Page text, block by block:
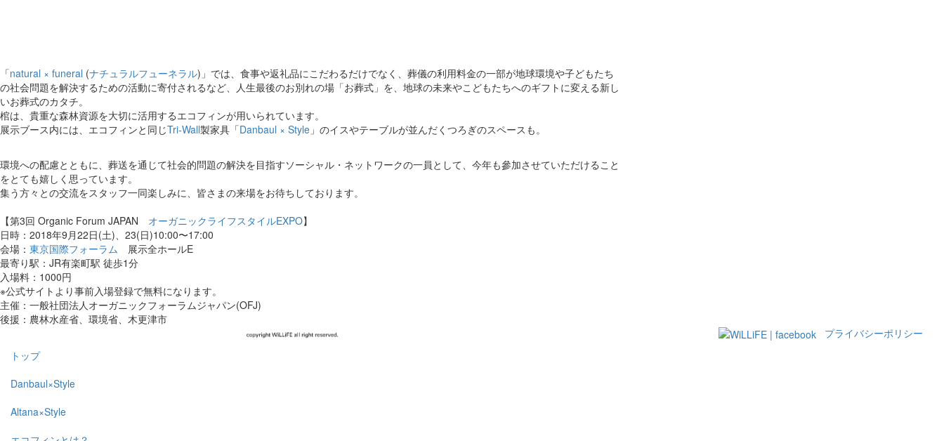
「natural × funeral (ナチュラルフューネラル)」では、食事や返礼品にこだわるだけでなく、葬儀の利用料金の一部が地球環境や子どもたち
の社会問題を解決するための活動に寄付されるなど、人生最後のお別れの場「お葬式」を、地球の未来やこどもたちへのギフトに変える新し
いお葬式のカタチ。
棺は、貴重な森林資源を大切に活用するエコフィンが用いられています。
展示ブース内には、エコフィンと同じTri-Wall製家具「Danbaul × Style 」のイスやテーブルが並んだくつろぎのスペースも。
環境への配慮とともに、葬送を通じて社会的問題の解決を目指すソーシャル・ネットワークの一員として、今年も參加させていただけること
をとても嬉しく思っています。
集う方々との交流をスタッフ一同楽しみに、皆さまの来場をお待ちしております。
【第3回 Organic Forum JAPAN オーガニックライフスタイルEXPO】
日時：2018年9月22日(土)、23(日)10:00〜17:00
会場： 東京国際フォーラム 展示全ホールE
最寄り駅：JR有楽町駅 徒歩1分
入場料：1000円
※公式サイトより事前入場登録で無料になります。
主催：一般社団法人オーガニックフォーラムジャパン(OFJ)
後援：農林水産省、環境省、木更津市
プライバシーポリシー
トップ
Danbaul×Style
Altana×Style